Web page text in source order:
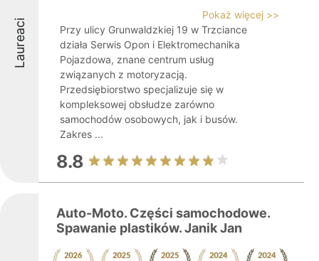
Laureaci
Pokaż więcej >>
Przy ulicy Grunwaldzkiej 19 w Trzciance
działa Serwis Opon i Elektromechanika
Pojazdowa, znane centrum usług
związanych z motoryzacją.
Przedsiębiorstwo specjalizuje się w
kompleksowej obsłudze zarówno
samochodów osobowych, jak i busów.
Zakres ...
8.8
Auto-Moto. Części samochodowe.
Spawanie plastików. Janik Jan